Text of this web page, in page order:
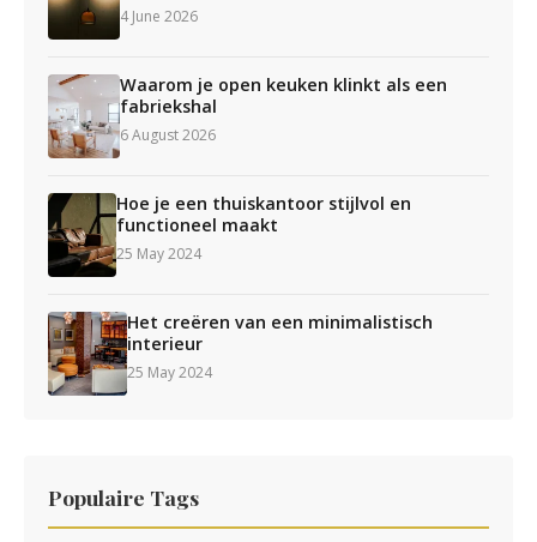
4 June 2026
Waarom je open keuken klinkt als een
fabriekshal
6 August 2026
Hoe je een thuiskantoor stijlvol en
functioneel maakt
25 May 2024
Het creëren van een minimalistisch
interieur
25 May 2024
Populaire Tags